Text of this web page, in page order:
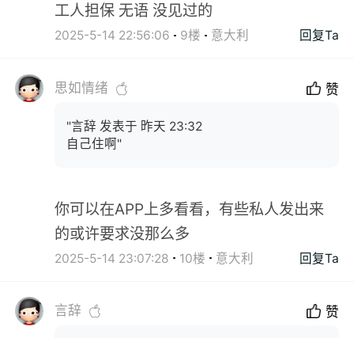
工人担保 无语 没见过的
2025-5-14 22:56:06 9楼 意大利 回复Ta
思如情绪 赞
"言辞 发表于 昨天 23:32
自己住啊"
你可以在APP上多看看，有些私人发出来
的或许要求没那么多
2025-5-14 23:07:28 10楼 意大利 回复Ta
言辞 赞